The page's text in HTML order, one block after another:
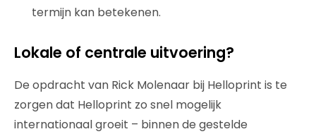
termijn kan betekenen.
Lokale of centrale uitvoering?
De opdracht van Rick Molenaar bij Helloprint is te
zorgen dat Helloprint zo snel mogelijk
internationaal groeit – binnen de gestelde